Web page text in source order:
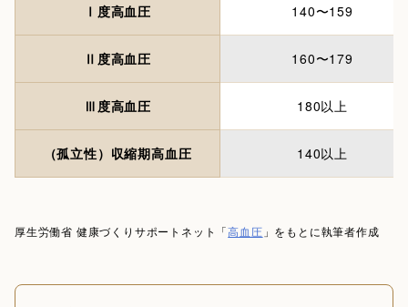
Ⅰ度高血圧 140〜159
Ⅱ度高血圧 160〜179
Ⅲ度高血圧 180以上
（孤立性）収縮期高血圧 140以上
厚生労働省 健康づくりサポートネット「高血圧 」をもとに執筆者作成